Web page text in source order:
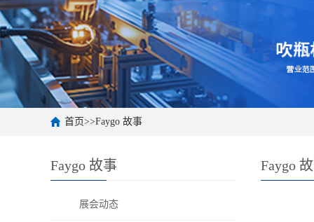
首页>>Faygo 故事
Faygo 故事
展会动态
Faygo